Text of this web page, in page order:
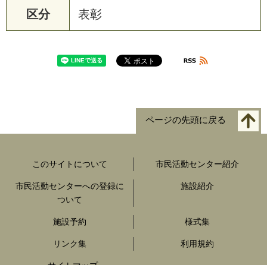
区分 表彰
ページの先頭に戻る
このサイトについて 市民活動センター紹介
市民活動センターへの登録に
ついて
施設紹介
施設予約 様式集
リンク集 利用規約